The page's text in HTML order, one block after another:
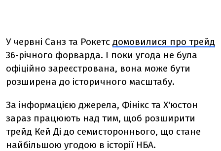
У червні Санз та Рокетс домовилися про трейд
36-річного форварда. І поки угода не була
офіційно зареєстрована, вона може бути
розширена до історичного масштабу.
За інформацією джерела, Фінікс та Х'юстон
зараз працюють над тим, щоб розширити
трейд Кей Ді до семистороннього, що стане
найбільшою угодою в історії НБА.